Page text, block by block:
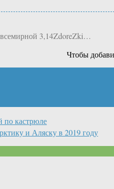
3,14ZdoreZki…
Чтобы
по кастрюле
и Аляску в 2019 году